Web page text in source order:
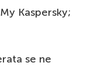
Kaspersky;
se ne